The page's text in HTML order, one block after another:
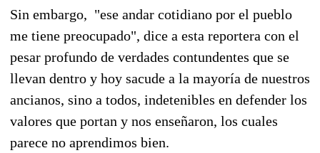
Sin embargo, "ese andar cotidiano por el pueblo
me tiene preocupado", dice a esta reportera con el
pesar profundo de verdades contundentes que se
llevan dentro y hoy sacude a la mayoría de nuestros
ancianos, sino a todos, indetenibles en defender los
valores que portan y nos enseñaron, los cuales
parece no aprendimos bien.